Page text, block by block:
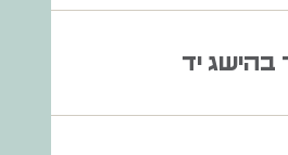
בהישג יד